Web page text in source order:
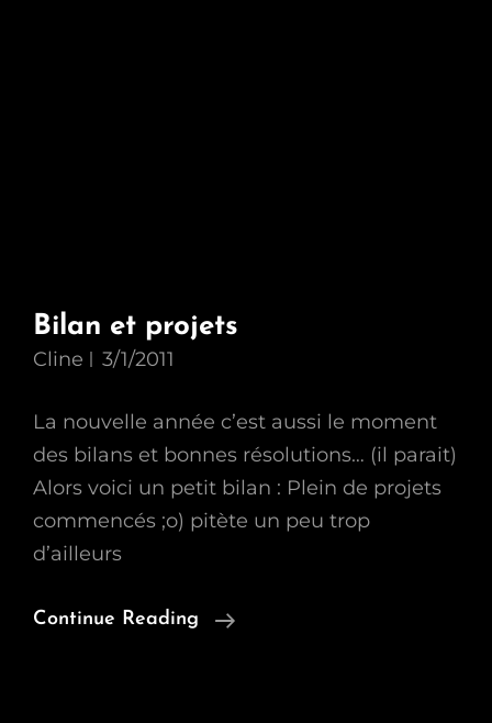
Bilan et projets
Cline 3/1/2011
La nouvelle année c’est aussi le moment
des bilans et bonnes résolutions… (il parait)
Alors voici un petit bilan : Plein de projets
commencés ;o) pitète un peu trop
d’ailleurs
Continue Reading
Bilan